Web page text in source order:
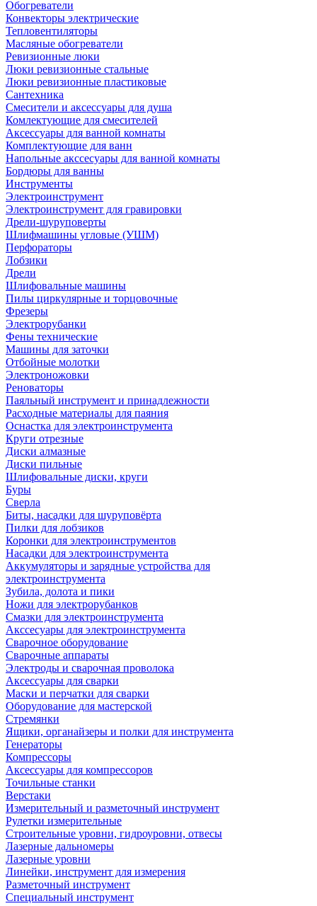
Обогреватели
Конвекторы электрические
Тепловентиляторы
Масляные обогреватели
Ревизионные люки
Люки ревизионные стальные
Люки ревизионные пластиковые
Сантехника
Смесители и аксессуары для душа
Комлектующие для смесителей
Аксессуары для ванной комнаты
Комплектующие для ванн
Напольные акссесуары для ванной комнаты
Бордюры для ванны
Инструменты
Электроинструмент
Электроинструмент для гравировки
Дрели-шуруповерты
Шлифмашины угловые (УШМ)
Перфораторы
Лобзики
Дрели
Шлифовальные машины
Пилы циркулярные и торцовочные
Фрезеры
Электрорубанки
Фены технические
Машины для заточки
Отбойные молотки
Электроножовки
Реноваторы
Паяльный инструмент и принадлежности
Расходные материалы для паяния
Оснастка для электроинструмента
Круги отрезные
Диски алмазные
Диски пильные
Шлифовальные диски, круги
Буры
Сверла
Биты, насадки для шуруповёрта
Пилки для лобзиков
Коронки для электроинструментов
Насадки для электроинструмента
Аккумуляторы и зарядные устройства для
электроинструмента
Зубила, долота и пики
Ножи для электрорубанков
Смазки для электроинструмента
Акссесуары для электроинструмента
Сварочное оборудование
Сварочные аппараты
Электроды и сварочная проволока
Аксессуары для сварки
Маски и перчатки для сварки
Оборудование для мастерской
Стремянки
Ящики, органайзеры и полки для инструмента
Генераторы
Компрессоры
Аксессуары для компрессоров
Точильные станки
Верстаки
Измерительный и разметочный инструмент
Рулетки измерительные
Строительные уровни, гидроуровни, отвесы
Лазерные дальномеры
Лазерные уровни
Линейки, инструмент для измерения
Разметочный инструмент
Специальный инструмент